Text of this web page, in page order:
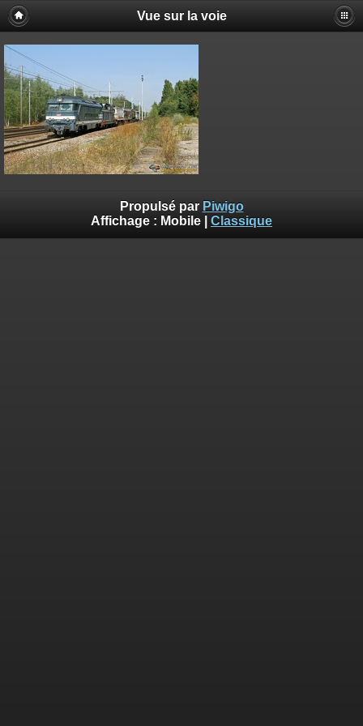
Vue sur la voie
Propulsé par Piwigo
Affichage : Mobile Classique